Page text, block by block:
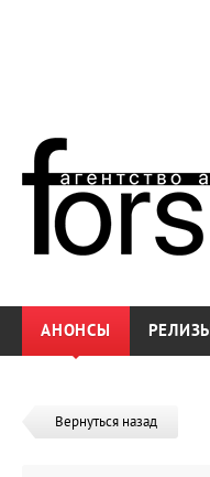
АНОНСЫ РЕЛИЗЫ
Вернуться назад